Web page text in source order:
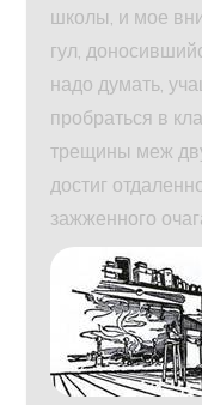
школы, и мое
гул,
надо думать,
пробраться в
трещины меж
достиг
зажженного